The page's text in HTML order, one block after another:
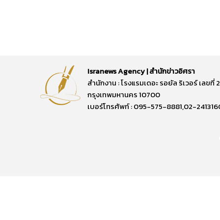
Isranews Agency | สำนักข่าวอิศรา
สำนักงาน : โรงแรมเดอะ รอยัล ริเวอร์ เล
กรุงเทพมหานคร 10700
เบอร์โทรศัพท์ : 095-575-8881,02-